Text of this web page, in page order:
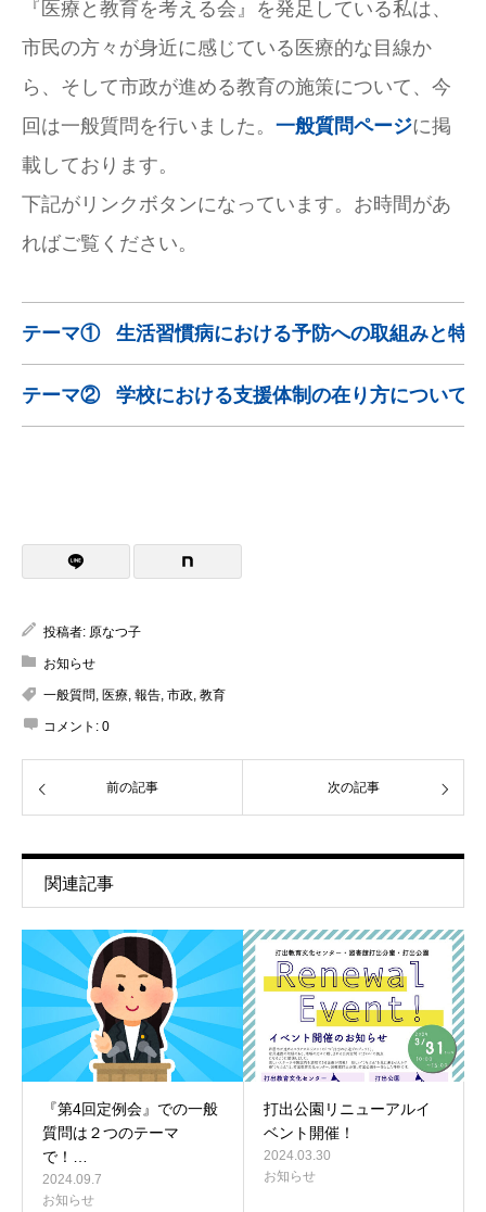
『医療と教育を考える会』を発足している私は、
市民の方々が身近に感じている医療的な目線か
ら、そして市政が進める教育の施策について、今
回は一般質問を行いました。 一般質問ページに掲
載しております。
下記がリンクボタンになっています。お時間があ
ればご覧ください。
テーマ① 生活習慣病における予防への取組みと特
テーマ② 学校における支援体制の在り方について
投稿者: 原なつ子
お知らせ
一般質問, 医療, 報告, 市政, 教育
コメント: 0
前の記事 次の記事
関連記事
『第4回定例会』での一般
質問は２つのテーマ
で！…
2024.09.7
お知らせ
打出公園リニューアルイ
ベント開催！
2024.03.30
お知らせ